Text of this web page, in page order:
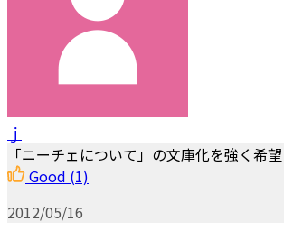
ｊ
「ニーチェについて」の文庫化を強く希望
Good (1)
2012/05/16